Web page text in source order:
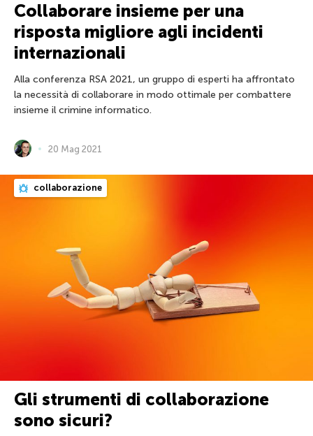
Collaborare insieme per una
risposta migliore agli incidenti
internazionali
Alla conferenza RSA 2021, un gruppo di esperti ha affrontato
la necessità di collaborare in modo ottimale per combattere
insieme il crimine informatico.
20 Mag 2021
collaborazione
Gli strumenti di collaborazione
sono sicuri?